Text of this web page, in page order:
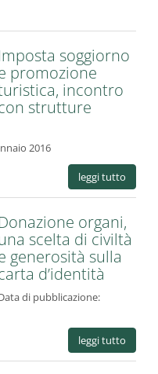
Imposta soggiorno
promozione
incontro
strutture
2016
leggi tutto
Donazione organi,
scelta di civiltà
generosità sulla
d’identità
di pubblicazione:
leggi tutto